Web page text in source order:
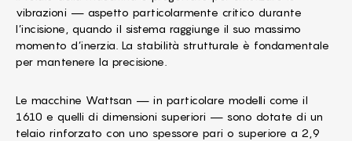
vibrazioni — aspetto particolarmente critico durante
l’incisione, quando il sistema raggiunge il suo massimo
momento d’inerzia. La stabilità strutturale è fondamentale
per mantenere la precisione.
Le macchine Wattsan — in particolare modelli come il
1610 e quelli di dimensioni superiori — sono dotate di un
telaio rinforzato con uno spessore pari o superiore a 2,9